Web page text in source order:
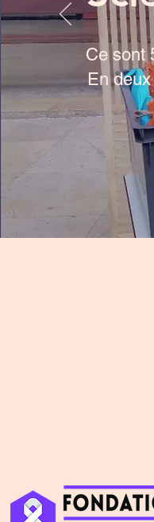
Ce sont
En